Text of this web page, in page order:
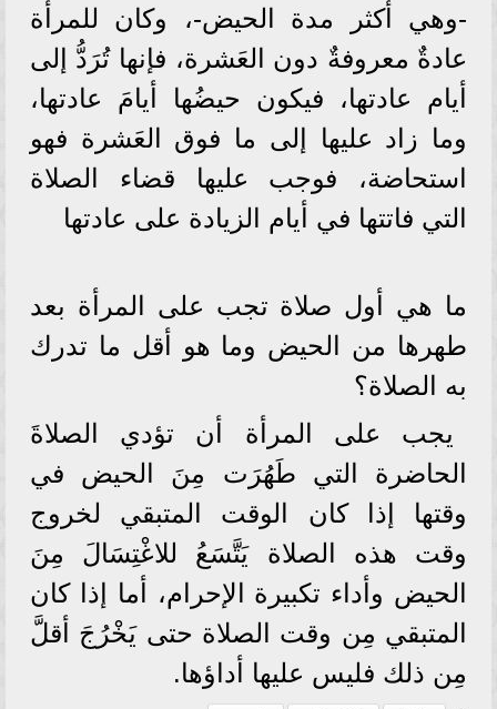
-وهي أكثر مدة الحيض-، وكان للمرأة
عادةٌ معروفةٌ دون العَشرة، فإنها تُرَدُّ إلى
أيام عادتها، فيكون حيضُها أيامَ عادتها،
وما زاد عليها إلى ما فوق العَشرة فهو
استحاضة، فوجب عليها قضاء الصلاة
التي فاتتها في أيام الزيادة على عادتها
ما هي أول صلاة تجب على المرأة بعد
طهرها من الحيض وما هو أقل ما تدرك
به الصلاة؟
يجب على المرأة أن تؤدي الصلاةَ
الحاضرة التي طَهُرَت مِنَ الحيض في
وقتها إذا كان الوقت المتبقي لخروج
وقت هذه الصلاة يَتَّسَعُ للاغْتِسَالَ مِنَ
الحيض وأداء تكبيرة الإحرام، أما إذا كان
المتبقي مِن وقت الصلاة حتى يَخْرُجَ أقلَّ
مِن ذلك فليس عليها أداؤها.